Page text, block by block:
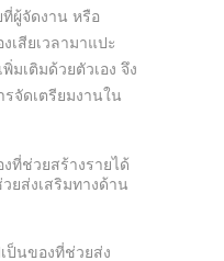
ผู้จัดงาน หรือ
เสียเวลามาแปะ
มเติมด้วยตัวเอง จึง
รจัดเตรียมงานใน
งที่ช่วยสร้างรายได้
ยส่งเสริมทางด้าน
ป็นของที่ช่วยส่ง